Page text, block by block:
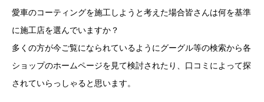
愛車のコーティングを施工しようと考えた場合皆さんは何を基準
に施工店を選んでいますか？
多くの方が今ご覧になられているようにグーグル等の検索から各
ショップのホームページを見て検討されたり、口コミによって探
されていらっしゃると思います。